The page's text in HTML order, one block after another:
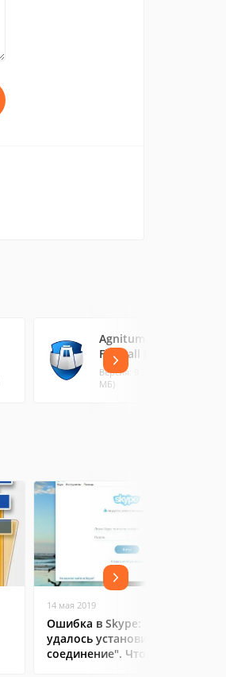
Agnitum Outpost
Firewall PRO
Версия: 9.3 Buil (312.39
МБ)
14 мая 2019
Ошибка в Skype: "Не
удалось установить
соединение". Что делать?